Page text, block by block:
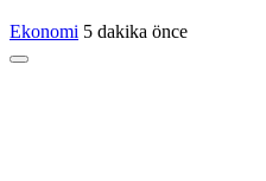
Ekonomi 5 dakika önce